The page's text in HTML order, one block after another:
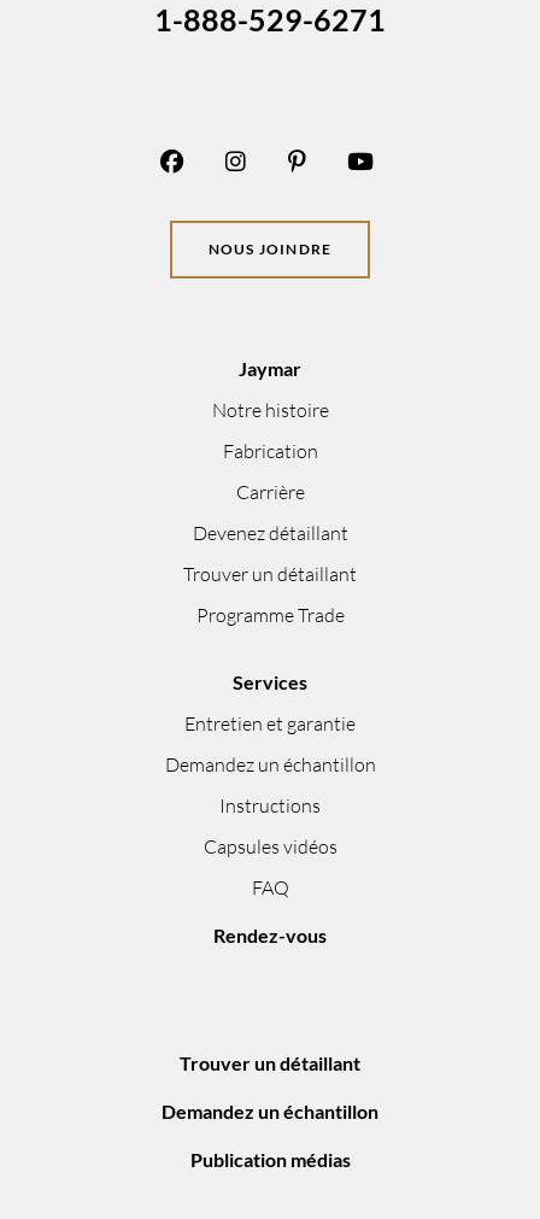
1-888-529-6271
NOUS JOINDRE
Jaymar
Notre histoire
Fabrication
Carrière
Devenez détaillant
Trouver un détaillant
Programme Trade
Services
Entretien et garantie
Demandez un échantillon
Instructions
Capsules vidéos
FAQ
Rendez-vous
Trouver un détaillant
Demandez un échantillon
Publication médias